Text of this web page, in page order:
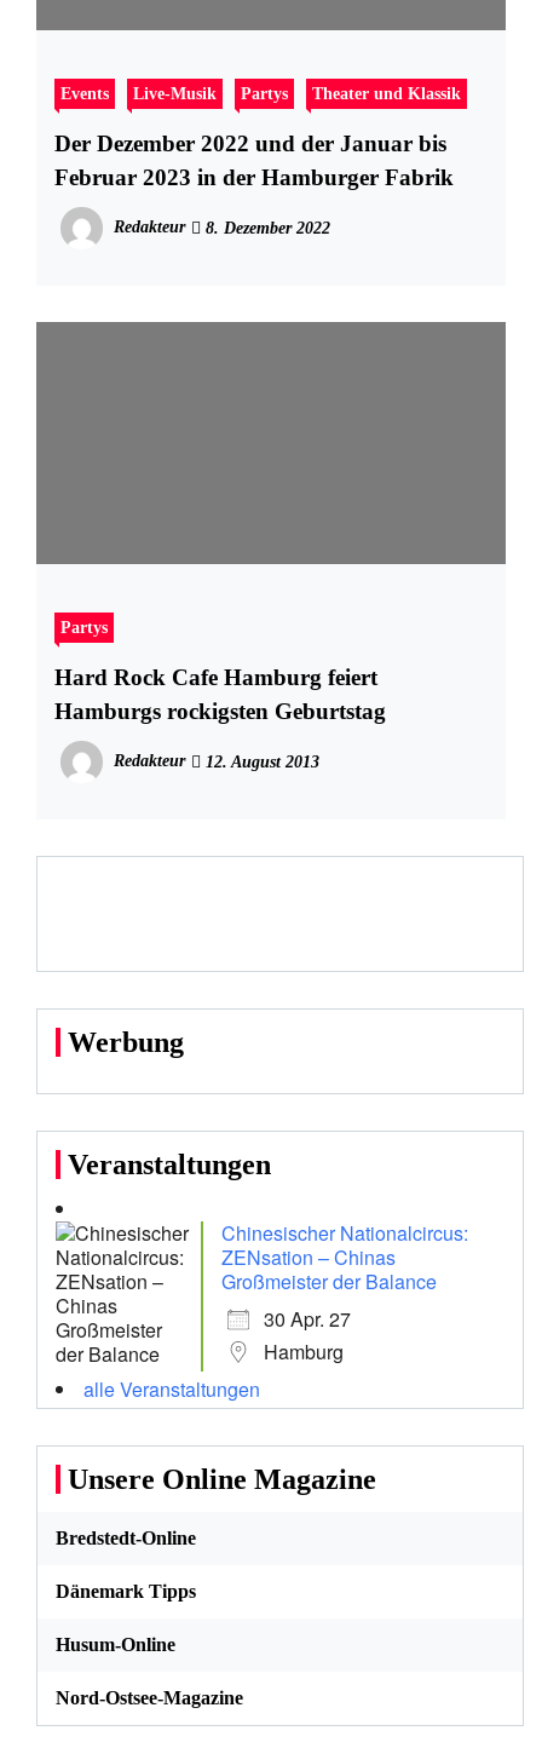
Events Live-Musik Partys Theater und Klassik
Der Dezember 2022 und der Januar bis
Februar 2023 in der Hamburger Fabrik
Redakteur 8. Dezember 2022
Partys
Hard Rock Cafe Hamburg feiert
Hamburgs rockigsten Geburtstag
Redakteur 12. August 2013
Werbung
Veranstaltungen
Chinesischer Nationalcircus:
ZENsation – Chinas
Großmeister der Balance
30 Apr. 27
Hamburg
alle Veranstaltungen
Unsere Online Magazine
Bredstedt-Online
Dänemark Tipps
Husum-Online
Nord-Ostsee-Magazine